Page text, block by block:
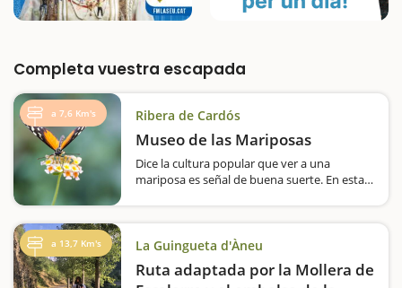
Completa vuestra escapada
a 7,6 Km's Ribera de Cardós
Museo de las Mariposas
Dice la cultura popular que ver a una
mariposa es señal de buena suerte. En esta
apasionante mundo.El Museo de las
Mariposas de Catalunya está situado en
Ribera de Cardós y aquí…
a 13,7 Km's La Guingueta d'Àneu
Ruta adaptada por la Mollera de